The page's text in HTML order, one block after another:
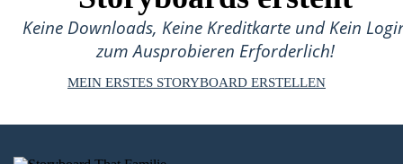
Keine Downloads, Keine Kreditkarte und Kein
zum Ausprobieren Erforderlich!
MEIN ERSTES STORYBOARD ERSTELLEN